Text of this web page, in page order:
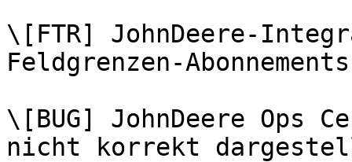
\[FTR] JohnDeere-
Feldgrenzen-
\[BUG] JohnDeere Ops
nicht korrekt